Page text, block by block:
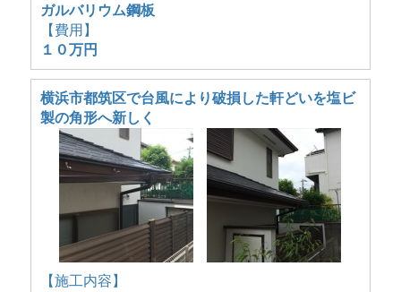
ガルバリウム鋼板
【費用】
１０万円
横浜市都筑区で台風により破損した軒どいを塩ビ
製の角形へ新しく
【施工内容】